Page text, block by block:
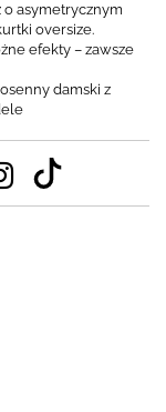
o asymetrycznym
oversize.
efekty – zawsze
damski z